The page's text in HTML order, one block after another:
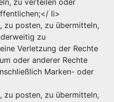
zu verteilen oder
li>
zu posten, zu übermitteln,
zu
Verletzung der Rechte
oder anderer Rechte
Marken- oder
zu posten, zu übermitteln,